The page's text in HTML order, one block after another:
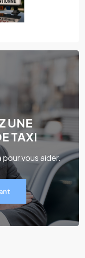
UNE
TAXI
pour vous aider.